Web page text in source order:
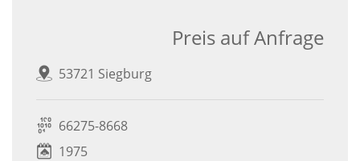
53721 Siegburg
Preis auf Anfrage
66275-8668
1975